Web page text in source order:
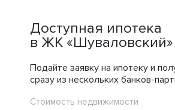
Доступная ипотека
в ЖК «Шуваловский»
Подайте заявку на ипотеку и
сразу из нескольких банков-
Стоимость недвижимости